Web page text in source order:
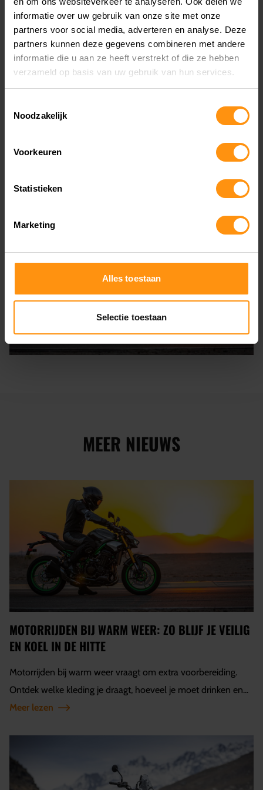
informatie over uw gebruik van onze site met onze
partners voor social media, adverteren en analyse. Deze
partners kunnen deze gegevens combineren met andere
informatie die u aan ze heeft verstrekt of die ze hebben
verzameld op basis van uw gebruik van hun services.
Noodzakelijk
Voorkeuren
Statistieken
Marketing
Alles toestaan
Selectie toestaan
Het seizoen zet door met de Kawasaki Demo
Days op 22, 23 en 25 mei. Stap op de nieuwste
Kawasaki-modellen en ervaar zelf de combinatie
van kracht, souplesse en geavanceerde
technologie. Kies jouw favoriete model en boek
2026-line-up uitgebreid te testen.
Schrijf je in
MEER NIEUWS
MOTORRIJDEN BIJ WARM WEER: ZO BLIJF JE VEILIG
EN KOEL IN DE HITTE
Motorrijden bij warm weer vraagt om extra voorbereiding.
Ontdek welke kleding je draagt, hoeveel je moet drinken en...
Meer lezen